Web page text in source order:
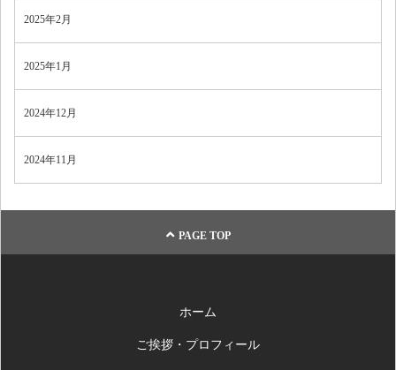
2025年2月
2025年1月
2024年12月
2024年11月
PAGE TOP
ホーム
ご挨拶・プロフィール